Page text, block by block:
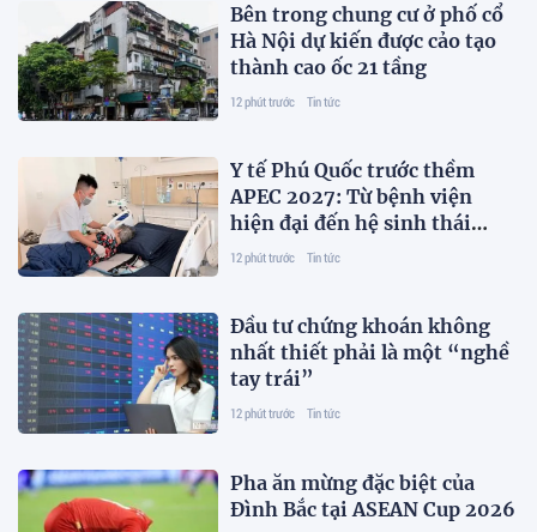
Bên trong chung cư ở phố cổ
Hà Nội dự kiến được cảo tạo
thành cao ốc 21 tầng
12 phút trước Tin tức
Y tế Phú Quốc trước thềm
APEC 2027: Từ bệnh viện
hiện đại đến hệ sinh thái
chuyên môn
12 phút trước Tin tức
Đầu tư chứng khoán không
nhất thiết phải là một “nghề
tay trái”
12 phút trước Tin tức
Pha ăn mừng đặc biệt của
Đình Bắc tại ASEAN Cup 2026